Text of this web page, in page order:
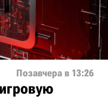
Позавчера в 13:26